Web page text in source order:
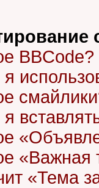
BBCode?
«Важная
«Тема